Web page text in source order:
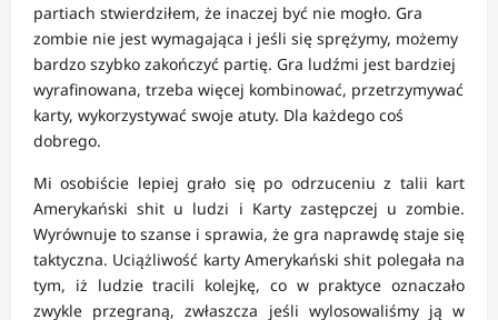
partiach stwierdziłem, że inaczej być nie mogło. Gra
zombie nie jest wymagająca i jeśli się sprężymy, możemy
bardzo szybko zakończyć partię. Gra ludźmi jest bardziej
wyrafinowana, trzeba więcej kombinować, przetrzymywać
karty, wykorzystywać swoje atuty. Dla każdego coś
dobrego.
Mi osobiście lepiej grało się po odrzuceniu z talii kart
Amerykański shit u ludzi i Karty zastępczej u zombie.
Wyrównuje to szanse i sprawia, że gra naprawdę staje się
taktyczna. Uciążliwość karty Amerykański shit polegała na
tym, iż ludzie tracili kolejkę, co w praktyce oznaczało
zwykle przegraną, zwłaszcza jeśli wylosowaliśmy ją w